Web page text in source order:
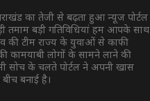
का तेजी से बढ़ता हुआ न्यूज पोर्टल
तमाम बड़ी गतिविधियां हम आपके साथ
की टीम राज्य के युवाओं से काफी
कामयाबी लोगों के सामने लाने की
सोच के चलते पोर्टल ने अपनी खास
बनाई है।